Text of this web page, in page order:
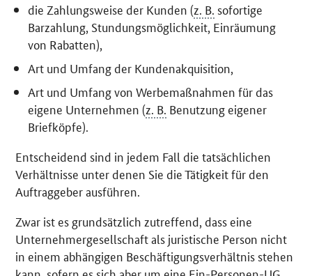
die Zahlungsweise der Kunden (z. B. sofortige
Barzahlung, Stundungsmöglichkeit, Einräumung
von Rabatten),
Art und Umfang der Kundenakquisition,
Art und Umfang von Werbemaßnahmen für das
eigene Unternehmen (z. B. Benutzung eigener
Briefköpfe).
Entscheidend sind in jedem Fall die tatsächlichen
Verhältnisse unter denen Sie die Tätigkeit für den
Auftraggeber ausführen.
Zwar ist es grundsätzlich zutreffend, dass eine
Unternehmergesellschaft als juristische Person nicht
in einem abhängigen Beschäftigungsverhältnis stehen